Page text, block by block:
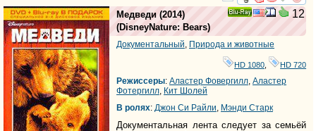
смотреть
12
Медведи (2014)
(DisneyNature: Bears)
Документальный, Природа и животные
HD 1080, HD 720
Режиссеры: Аластер Фовергилл, Аластер
Фотергилл, Кит Шолей
В ролях: Джон Си Райли, Мэнди Старк
Документальная лента следует за семьёй